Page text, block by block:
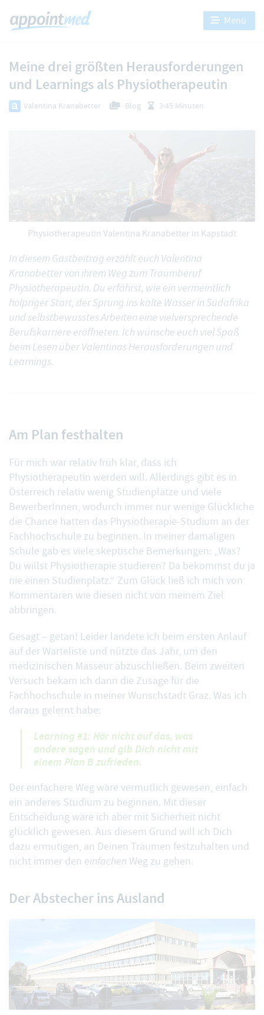
Menü
Meine drei größten Herausforderungen
und Learnings als Physiotherapeutin
Valentina Kranabetter Blog 3:45 Minuten
Physiotherapeutin Valentina Kranabetter in Kapstadt
In diesem Gastbeitrag erzählt euch Valentina
Kranabetter von ihrem Weg zum Traumberuf
PhysiotherapeutIn. Du erfährst, wie ein vermeintlich
holpriger Start, der Sprung ins kalte Wasser in Südafrika
und selbstbewusstes Arbeiten eine vielversprechende
Berufskarriere eröffneten. Ich wünsche euch viel Spaß
beim Lesen über Valentinas Herausforderungen und
Learnings.
Am Plan festhalten
Für mich war relativ früh klar, dass ich
Physiotherapeutin werden will. Allerdings gibt es in
Österreich relativ wenig Studienplätze und viele
BewerberInnen, wodurch immer nur wenige Glückliche
die Chance hatten das Physiotherapie-Studium an der
Fachhochschule zu beginnen. In meiner damaligen
Schule gab es viele skeptische Bemerkungen: „Was?
Du willst Physiotherapie studieren? Da bekommst du ja
nie einen Studienplatz.“ Zum Glück ließ ich mich von
Kommentaren wie diesen nicht von meinem Ziel
abbringen.
Gesagt – getan! Leider landete ich beim ersten Anlauf
auf der Warteliste und nützte das Jahr, um den
medizinischen Masseur abzuschließen. Beim zweiten
Versuch bekam ich dann die Zusage für die
Fachhochschule in meiner Wunschstadt Graz. Was ich
daraus gelernt habe:
Learning #1: Hör nicht auf das, was
andere sagen und gib Dich nicht mit
einem Plan B zufrieden.
Der einfachere Weg wäre vermutlich gewesen, einfach
ein anderes Studium zu beginnen. Mit dieser
Entscheidung wäre ich aber mit Sicherheit nicht
glücklich gewesen. Aus diesem Grund will ich Dich
dazu ermutigen, an Deinen Träumen festzuhalten und
nicht immer den einfachen Weg zu gehen.
Der Abstecher ins Ausland